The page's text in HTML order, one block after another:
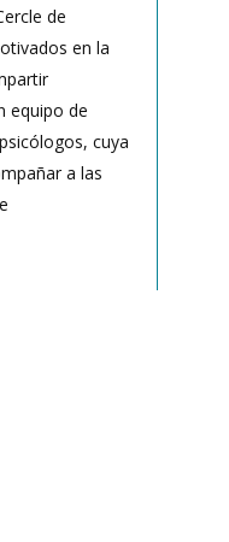
de
en la
equipo de
cuya
a las